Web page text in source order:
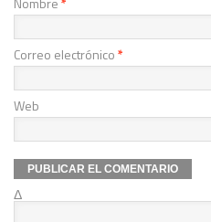
Correo electrónico*
Web
Δ